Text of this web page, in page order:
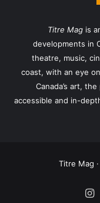
Titre Mag is
developments in
theatre, music,
coast, with an eye
Canada’s art,
accessible and in-